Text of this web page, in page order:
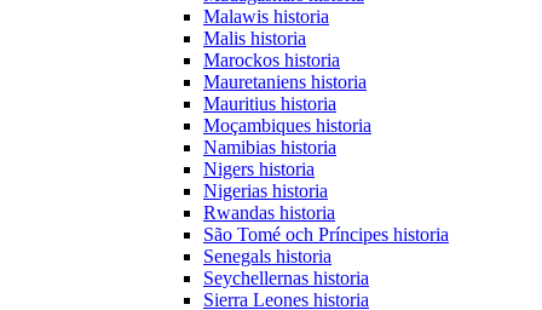
Malawis historia
Malis historia
Marockos historia
Mauretaniens historia
Mauritius historia
Moçambiques historia
Namibias historia
Nigers historia
Nigerias historia
Rwandas historia
São Tomé och Príncipes historia
Senegals historia
Seychellernas historia
Sierra Leones historia